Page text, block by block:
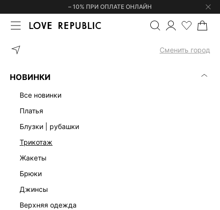
– 10% ПРИ ОПЛАТЕ ОНЛАЙН
Сменить город
НОВИНКИ
все новинки
платья
блузки | рубашки
трикотаж
жакеты
брюки
джинсы
верхняя одежда
ГЛАВНАЯ ДЖИНСОВОЕ ПЛАТЬЕ МИНИ